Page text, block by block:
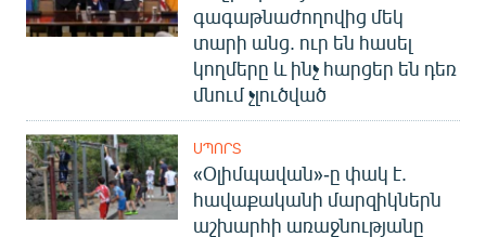
գագաթնաժողովից մեկ
տարի անց. ուր են հասել
կողմերը և ինչ հարցեր են դեռ
մնում չլուծված
ՍՊՈՐՏ
«Օլիմպավան»-ը փակ է.
հավաքականի մարզիկներն
աշխարհի առաջնությանը